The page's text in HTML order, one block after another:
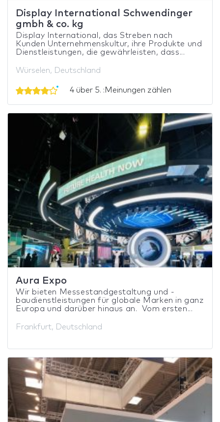
Display International Schwendinger
gmbh & co. kg
Display International, das Streben nach
Kunden Unternehmenskultur, ihre Produkte und
Dienstleistungen, die gewährleisten, dass...
Würselen, Deutschland
4 über 5. :Meinungen zählen
Aura Expo
Wir bieten Messestandgestaltung und -
baudienstleistungen für globale Marken in ganz
Europa und darüber hinaus an. Vom ersten...
Frankfurt, Deutschland